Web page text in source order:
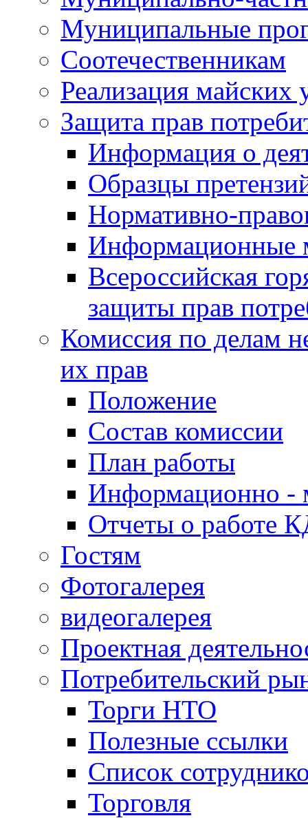
Муниципальные
Соотечественникам
Реализация майских
Защита прав
Информация о
Образцы
Нормативно-
Информационные
Всероссийская
защиты прав
Комиссия по делам
их прав
Положение
Состав комиссии
План работы
Информационно -
Отчеты о работе
Гостям
Фотогалерея
видеогалерея
Проектная
Потребительский
Торги НТО
Полезные ссылки
Список
Торговля